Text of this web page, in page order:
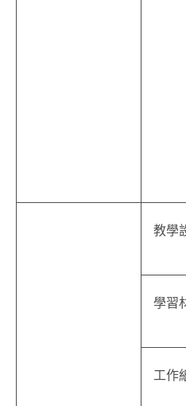
教學
學習
工作